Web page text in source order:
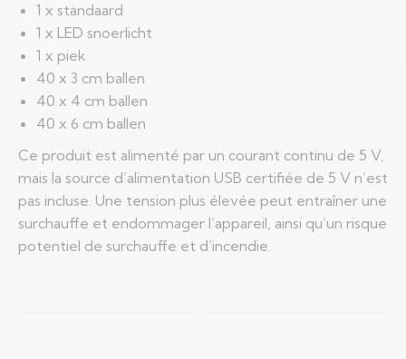
1 x standaard
1 x LED snoerlicht
1 x piek
40 x 3 cm ballen
40 x 4 cm ballen
40 x 6 cm ballen
Ce produit est alimenté par un courant continu de 5 V,
mais la source d’alimentation USB certifiée de 5 V n’est
pas incluse. Une tension plus élevée peut entraîner une
surchauffe et endommager l’appareil, ainsi qu’un risque
potentiel de surchauffe et d’incendie.